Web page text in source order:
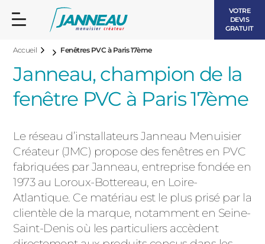
VOTRE
DEVIS
GRATUIT
Accueil Fenêtres PVC à Paris 17ème
Janneau, champion de la
fenêtre PVC à Paris 17ème
Le réseau d’installateurs Janneau Menuisier
Créateur (JMC) propose des fenêtres en PVC
fabriquées par Janneau, entreprise fondée en
1973 au Loroux-Bottereau, en Loire-
Atlantique. Ce matériau est le plus prisé par la
clientèle de la marque, notamment en Seine-
Saint-Denis où les particuliers accèdent
FENÊTRES ET PORTES-FENÊTRES
BOIS
BAIES VITRÉES
PORTES D’ENTRÉE
LES CONTEMPORAINES
LES INTEMPORELLES
LES LUMINEUSES
VOLETS ROULANTS